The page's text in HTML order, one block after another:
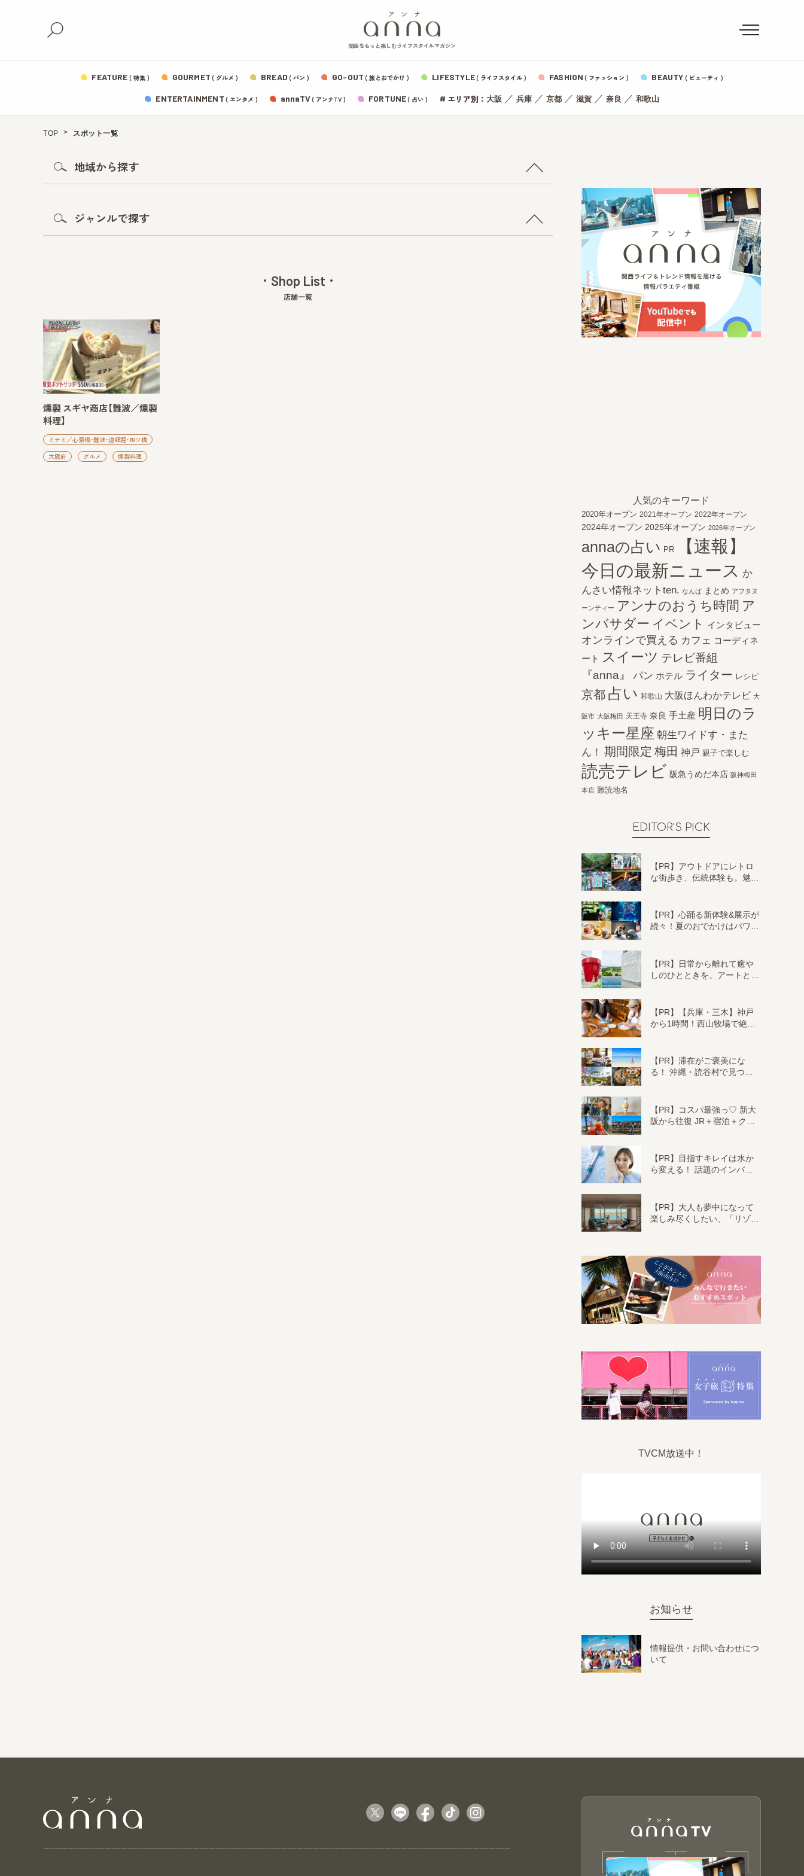
関西をもっと楽しむライフスタイルマガジン
FEATURE ( 特集 ) GOURMET ( グルメ ) BREAD ( パン ) GO-OUT ( 旅とおでかけ ) LIFESTYLE( ライフスタイル ) FASHION ( ファッション ) BEAUTY ( ビューティ )
ENTERTAINMENT ( エンタメ ) annaTV( アンナTV ) FORTUNE( 占い ) # エリア別： 大阪 ／ 兵庫／ 京都／ 滋賀／ 奈良 ／ 和歌山
TOP スポット一覧
地域から探す
ジャンルで探す
Shop List
店舗一覧
燻製 スギヤ商店【難波／燻製
料理】
ミナミ／心斎橋・難波・道頓堀・四ツ橋
大阪府 グルメ 燻製料理
人気のキーワード
2020年オープン 2021年オープン 2022年オープン
2024年オープン 2025年オープン 2026年オープン
annaの占い PR
【速報】
今日の最新ニュース か
んさい情報ネットten. なんば まとめ アフタヌ
ーンティー アンナのおうち時間 ア
ンバサダー イベント インタビュー
オンラインで買える カフェ コーディネ
ート
スイーツ テレビ番組
『anna』
パン ホテル ライター レシピ
京都 占い 和歌山 大阪ほんわかテレビ 大
阪市 大阪梅田 天王寺 奈良 手土産 明日のラ
ッキー星座 朝生ワイドす・また
ん！ 期間限定 梅田 神戸 親子で楽しむ
読売テレビ 阪急うめだ本店 阪神梅田
本店 難読地名
EDITOR'S PICK
【PR】アウトドアにレトロ
な街歩き、伝統体験も。魅…
【PR】心踊る新体験&展示が
続々！夏のおでかけはパワ…
【PR】日常から離れて癒や
しのひとときを。アートと…
【PR】【兵庫・三木】神戸
から1時間！西山牧場で絶…
【PR】滞在がご褒美にな
る！ 沖縄・読谷村で見つ…
【PR】コスパ最強っ♡ 新大
阪から往復 JR＋宿泊＋ク…
【PR】目指すキレイは水か
ら変える！ 話題のインバ…
【PR】大人も夢中になって
楽しみ尽くしたい、「リゾ…
TVCM放送中！
お知らせ
情報提供・お問い合わせにつ
いて